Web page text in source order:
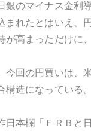
銀のマイナス金利
まれたとはいえ、
が高まっただけに
今回の円買いは、
構造になっている。
日本欄「ＦＲＢと